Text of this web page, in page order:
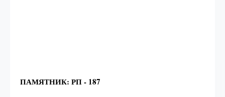
ПАМЯТНИК: РП - 187